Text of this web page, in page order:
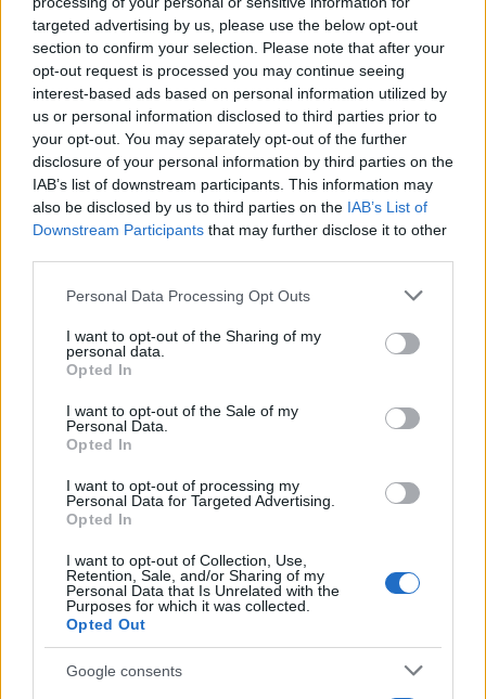
targeted advertising by us, please use the below opt-out
section to confirm your selection. Please note that after your
opt-out request is processed you may continue seeing
interest-based ads based on personal information utilized by
us or personal information disclosed to third parties prior to
your opt-out. You may separately opt-out of the further
disclosure of your personal information by third parties on the
IAB’s list of downstream participants. This information may
also be disclosed by us to third parties on the IAB’s List of
Downstream Participants that may further disclose it to other
Please note that this website/app uses one or more Google
not limited to your visit or usage behaviour. You may click to
grant or deny consent to Google and its third-party tags to
use your data for below specified purposes in below Google
consent section.
Personal Data Processing Opt Outs
I want to opt-out of the Sharing of my
personal data.
Opted In
I want to opt-out of the Sale of my
Personal Data.
Opted In
I want to opt-out of processing my
Personal Data for Targeted Advertising.
Opted In
I want to opt-out of Collection, Use,
Retention, Sale, and/or Sharing of my
Personal Data that Is Unrelated with the
Purposes for which it was collected.
Opted Out
Google consents
Condividi l'articolo
F
a
ce
b
o
o
k
T
w
it
te
r
Pi
n
te
re
st
W
h
at
s
A
p
p
S
h
a
re
Articolo precedente
Prossimo articolo
NOTIZIE RECENTI
Maxi piano tra Smeralda Holding e il Comune di
Salvini al concerto per De Andrè, la nipote: “Mio
nonno gli avrebbe chiesto che cazzo ci faceva”
anche a San Pantaleo
Rapina a Porto Rotondo, due uomini fermati dai
carabinieri